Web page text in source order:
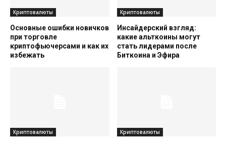
Криптовалюты
Основные ошибки новичков
при торговле
криптофьючерсами и как их
избежать
Криптовалюты
Инсайдерский взгляд:
какие альткоины могут
стать лидерами после
Биткоина и Эфира
Криптовалюты Криптовалюты